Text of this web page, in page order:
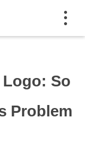
So
Problem